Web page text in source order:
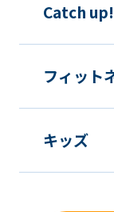
Catch up!
フィット
キッズ